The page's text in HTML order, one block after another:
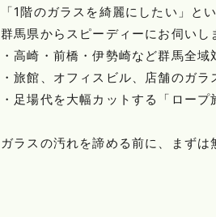
「1階のガラスを綺麗にしたい」と
群馬県からスピーディーにお伺いし
・高崎・前橋・伊勢崎など群馬全域
・旅館、オフィスビル、店舗のガ
・足場代を大幅カットする「ロープ
ガラスの汚れを諦める前に、まず